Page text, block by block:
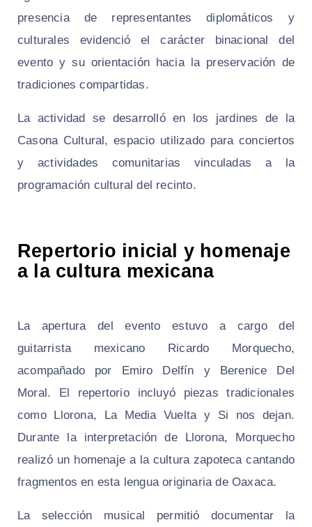
presencia de representantes diplomáticos y
culturales evidenció el carácter binacional del
evento y su orientación hacia la preservación de
tradiciones compartidas.
La actividad se desarrolló en los jardines de la
Casona Cultural, espacio utilizado para conciertos
y actividades comunitarias vinculadas a la
programación cultural del recinto.
Repertorio inicial y homenaje
a la cultura mexicana
La apertura del evento estuvo a cargo del
guitarrista mexicano Ricardo Morquecho,
acompañado por Emiro Delfín y Berenice Del
Moral. El repertorio incluyó piezas tradicionales
como Llorona, La Media Vuelta y Si nos dejan.
Durante la interpretación de Llorona, Morquecho
realizó un homenaje a la cultura zapoteca cantando
fragmentos en esta lengua originaria de Oaxaca.
La selección musical permitió documentar la